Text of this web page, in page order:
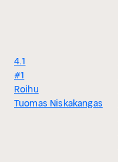
4.1
#1
Roihu
Tuomas Niskakangas